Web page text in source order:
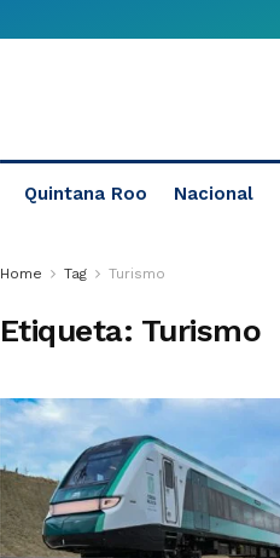
Quintana Roo Nacional
Home Tag Turismo
Etiqueta: Turismo